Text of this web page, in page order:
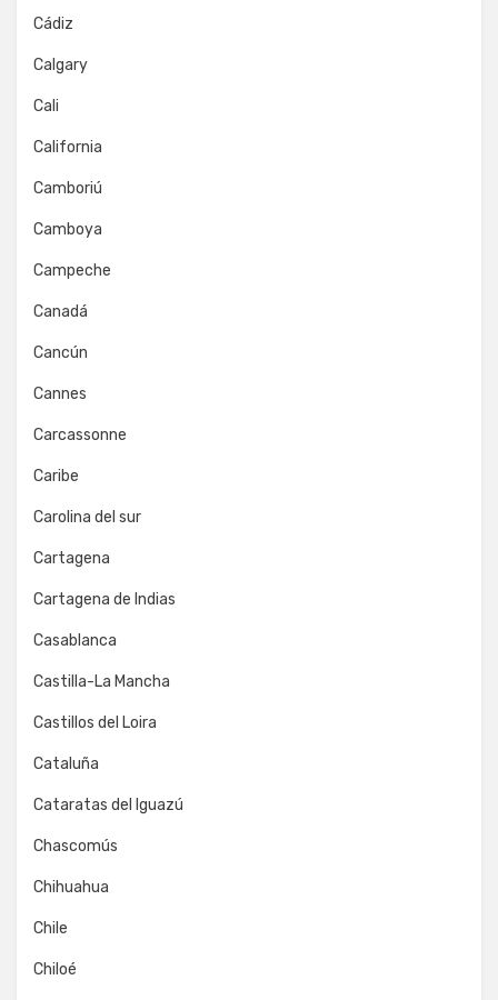
Cádiz
Calgary
Cali
California
Camboriú
Camboya
Campeche
Canadá
Cancún
Cannes
Carcassonne
Caribe
Carolina del sur
Cartagena
Cartagena de Indias
Casablanca
Castilla-La Mancha
Castillos del Loira
Cataluña
Cataratas del Iguazú
Chascomús
Chihuahua
Chile
Chiloé